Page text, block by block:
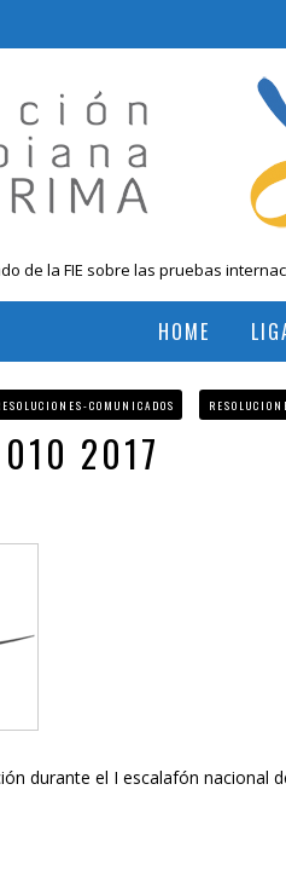
de la FIE sobre las pruebas
Prix 2023 – Cali, Colombia
HOME
COMUNICADOS
010 2017
durante el I escalafón nacional